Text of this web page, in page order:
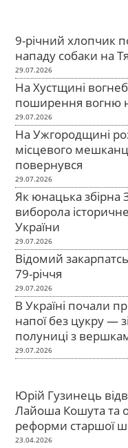
9-річний хлопчик
нападу собаки на
29.07.2026
На Хустщині
поширення вогню
29.07.2026
На Ужгородщині
місцевого
повернувся
29.07.2026
Як юнацька збірна
виборола
України
29.07.2026
Відомий
79-річчя
29.07.2026
В Україні почали
напої без цукру —
полуниці з
29.07.2026
Юрій Гузинець
Лайоша Кошута та
реформи старшої
23.04.2026